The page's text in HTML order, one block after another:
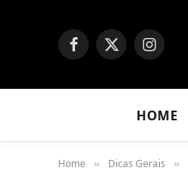
FacebookX
Instagram
HOME
Home » Dicas Gerais »